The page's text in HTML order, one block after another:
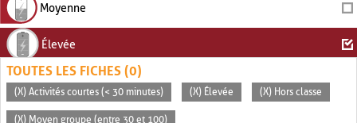
Moyenne
Élevée
TOUTES LES FICHES (0)
(X) Activités courtes (< 30 minutes) (X) Élevée (X) Hors classe
(X) Moyen groupe (entre 30 et 100)